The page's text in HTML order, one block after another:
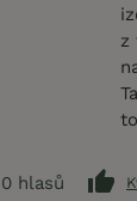
z
0 hlasů